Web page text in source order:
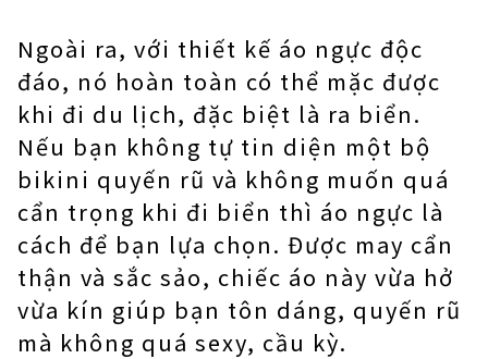
Ngoài ra, với thiết kế áo ngực độc
đáo, nó hoàn toàn có thể mặc được
khi đi du lịch, đặc biệt là ra biển.
Nếu bạn không tự tin diện một bộ
bikini quyến rũ và không muốn quá
cẩn trọng khi đi biển thì áo ngực là
cách để bạn lựa chọn. Được may cẩn
thận và sắc sảo, chiếc áo này vừa hở
vừa kín giúp bạn tôn dáng, quyến rũ
mà không quá sexy, cầu kỳ.